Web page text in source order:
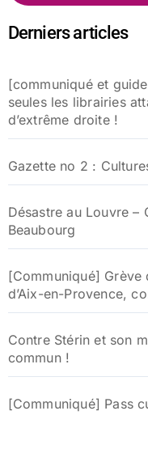
Derniers articles
[communiqué et
seules les librairies
d’extrême droite !
Gazette no 2 :
Désastre au Louvre –
Beaubourg
[Communiqué]
d’Aix-en-Provence,
Contre Stérin et son
commun !
[Communiqué] Pass